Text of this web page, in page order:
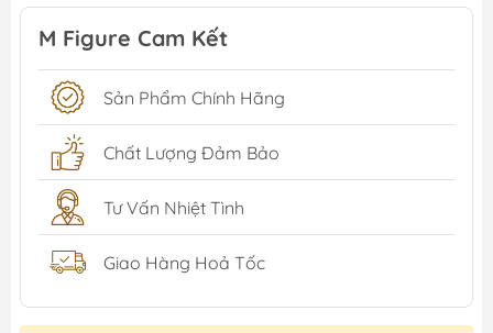
M Figure Cam Kết
Sản Phẩm Chính Hãng
Chất Lượng Đảm Bảo
Tư Vấn Nhiệt Tình
Giao Hàng Hoả Tốc